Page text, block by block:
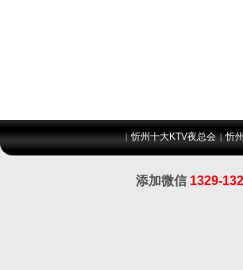
|忻州十大KTV夜总会 |忻
添加微信 1329-